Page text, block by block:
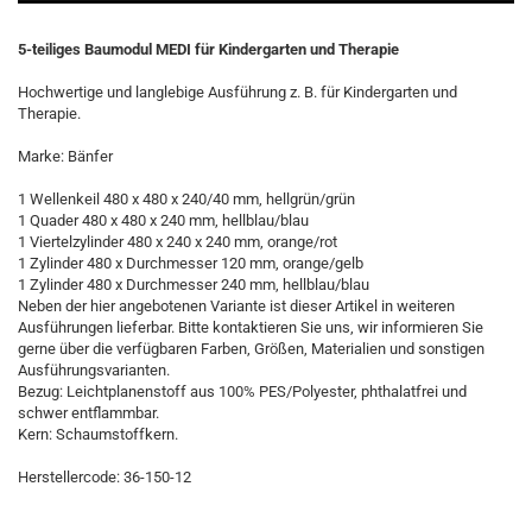
5-teiliges Baumodul MEDI für Kindergarten und Therapie
Hochwertige und langlebige Ausführung z. B. für Kindergarten und
Therapie.
Marke: Bänfer
1 Wellenkeil 480 x 480 x 240/40 mm, hellgrün/grün
1 Quader 480 x 480 x 240 mm, hellblau/blau
1 Viertelzylinder 480 x 240 x 240 mm, orange/rot
1 Zylinder 480 x Durchmesser 120 mm, orange/gelb
1 Zylinder 480 x Durchmesser 240 mm, hellblau/blau
Neben der hier angebotenen Variante ist dieser Artikel in weiteren
Ausführungen lieferbar. Bitte kontaktieren Sie uns, wir informieren Sie
gerne über die verfügbaren Farben, Größen, Materialien und sonstigen
Ausführungsvarianten.
Bezug: Leichtplanenstoff aus 100% PES/Polyester, phthalatfrei und
schwer entflammbar.
Kern: Schaumstoffkern.
Herstellercode: 36-150-12